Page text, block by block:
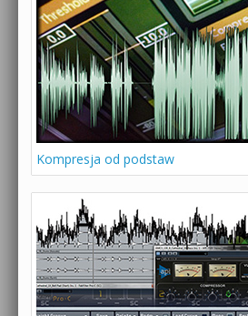
Kompresja od podstaw